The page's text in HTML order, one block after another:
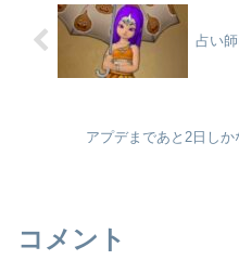
占い
アプデまであと2日しか
コメント